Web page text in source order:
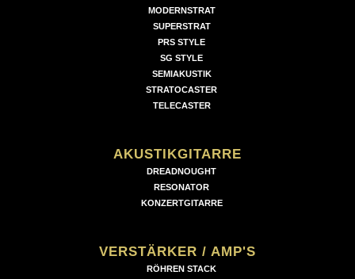
MODERNSTRAT
SUPERSTRAT
PRS STYLE
SG STYLE
SEMIAKUSTIK
STRATOCASTER
TELECASTER
AKUSTIKGITARRE
DREADNOUGHT
RESONATOR
KONZERTGITARRE
VERSTÄRKER / AMP'S
RÖHREN STACK